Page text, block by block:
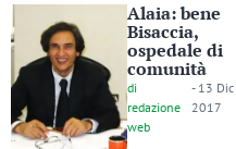
Alaia: bene
Bisaccia,
ospedale di
comunità
di
redazione
web
- 13 Dic
2017